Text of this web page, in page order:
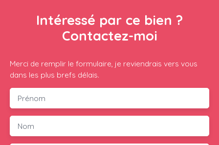
Intéressé par ce bien ?
Contactez-moi
Merci de remplir le formulaire, je reviendrais vers vous
dans les plus brefs délais.
Prénom
Nom